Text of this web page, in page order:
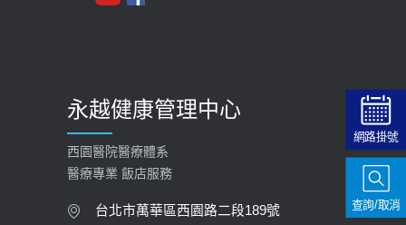
永越健康管理中心
西園醫院醫療體系
醫療專業 飯店服務
台北市萬華區西園路二段189號
網路掛號
查詢/取消